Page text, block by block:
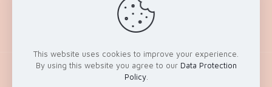
© 2026 - Tous les droits réservés à Dar El Ain
This website uses cookies to improve your experience.
By using this website you agree to our Data Protection
Policy.